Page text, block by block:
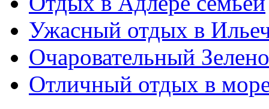
Ужасный отдых в
Очаровательный
Отличный отдых в